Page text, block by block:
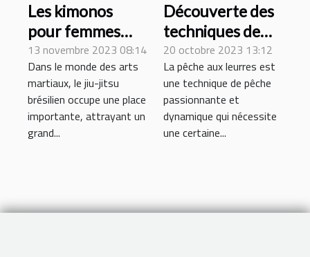
Les kimonos
pour femmes
dans le jiu-jitsu
brésilien : une
perspective
unique
13 novembre 2023 08:14
Dans le monde des arts
martiaux, le jiu-jitsu
brésilien occupe une place
importante, attrayant un
grand...
Découverte des
techniques de
lancer pour la
pêche aux
leurres
20 octobre 2023 13:12
La pêche aux leurres est
une technique de pêche
passionnante et
dynamique qui nécessite
une certaine...